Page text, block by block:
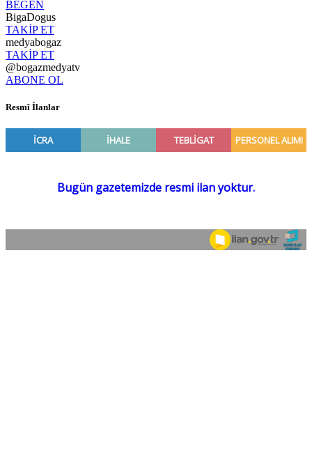
BEĞEN
BigaDogus
TAKİP ET
medyabogaz
TAKİP ET
@bogazmedyatv
ABONE OL
Resmî İlanlar